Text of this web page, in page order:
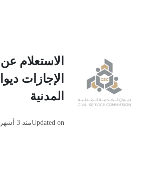
الاستعلام
الإجازات
المدنية
Updated onمنذ 3 أشهر